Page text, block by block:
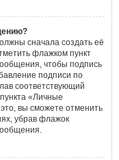
сначала создать её
флажком пункт
чтобы подпись
подписи по
соответствующий
«Личные
вы сможете отменить
убрав флажок